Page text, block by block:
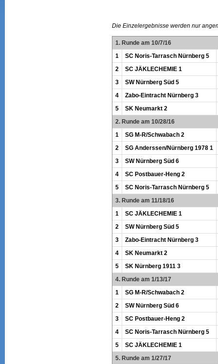
Die Einzelergebnisse werden nur
1. Runde am 10/7/16
1
SC Noris-Tarrasch Nürnberg 5
2
SC JÄKLECHEMIE 1
3
SW Nürnberg Süd 5
4
Zabo-Eintracht Nürnberg 3
5
SK Neumarkt 2
2. Runde am 10/28/16
1
SG M-R/Schwabach 2
2
SG Anderssen/Nürnberg 1978 1
3
SW Nürnberg Süd 6
4
SC Postbauer-Heng 2
5
SC Noris-Tarrasch Nürnberg 5
3. Runde am 11/18/16
1
SC JÄKLECHEMIE 1
2
SW Nürnberg Süd 5
3
Zabo-Eintracht Nürnberg 3
4
SK Neumarkt 2
5
SK Nürnberg 1911 3
4. Runde am 1/13/17
1
SG M-R/Schwabach 2
2
SW Nürnberg Süd 6
3
SC Postbauer-Heng 2
4
SC Noris-Tarrasch Nürnberg 5
5
SC JÄKLECHEMIE 1
5. Runde am 1/27/17